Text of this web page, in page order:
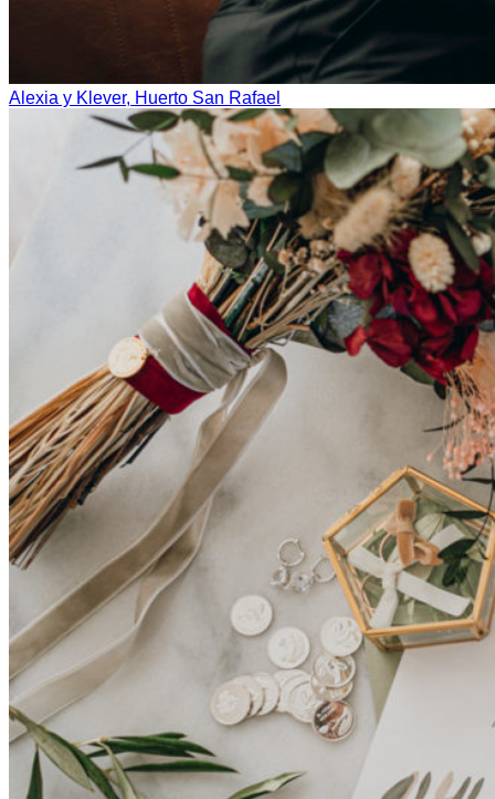
Alexia y Klever, Huerto San Rafael